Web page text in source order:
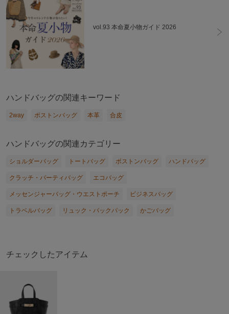
vol.93 本命夏小物ガイド 2026
ハンドバッグの関連キーワード
2way ボストンバッグ 本革 合皮
ハンドバッグの関連カテゴリー
ショルダーバッグ トートバッグ ボストンバッグ ハンドバッグ
クラッチ・パーティバッグ エコバッグ
メッセンジャーバッグ・ウエストポーチ ビジネスバッグ
トラベルバッグ リュック・バックパック かごバッグ
チェックしたアイテム